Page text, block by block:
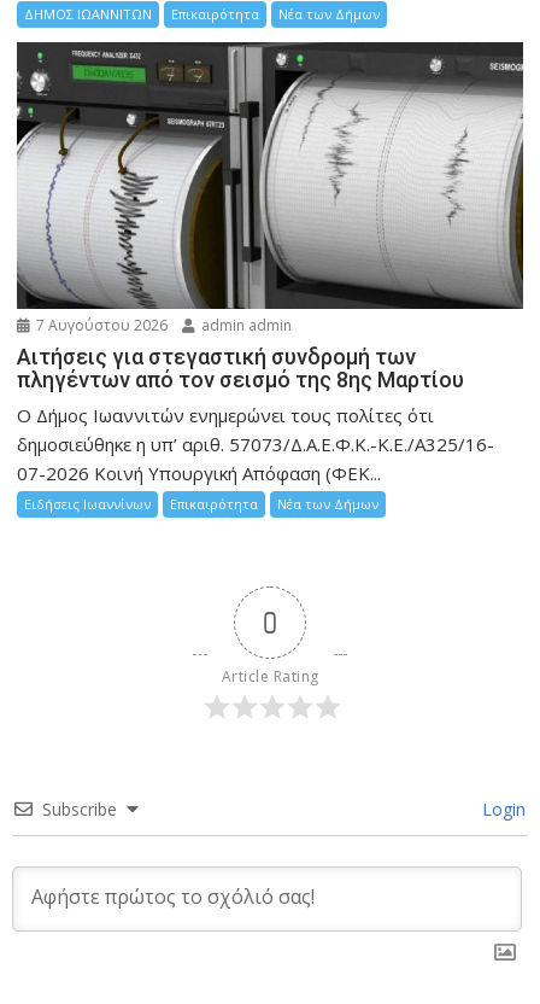
ΔΗΜΟΣ ΙΩΑΝΝΙΤΩΝ Επικαιρότητα Νέα των Δήμων
7 Αυγούστου 2026 admin admin
Αιτήσεις για στεγαστική συνδρομή των
πληγέντων από τον σεισμό της 8ης Μαρτίου
Ο Δήμος Ιωαννιτών ενημερώνει τους πολίτες ότι
δημοσιεύθηκε η υπ’ αριθ. 57073/Δ.Α.Ε.Φ.Κ.-Κ.Ε./Α325/16-
07-2026 Κοινή Υπουργική Απόφαση (ΦΕΚ...
Ειδήσεις Ιωαννίνων Επικαιρότητα Νέα των Δήμων
0
Article Rating
Subscribe Login